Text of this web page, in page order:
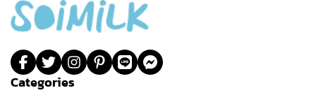
Categories